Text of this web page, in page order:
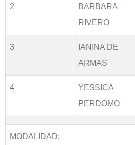
2
BARBARA
RIVERO
3
IANINA DE
ARMAS
4
YESSICA
PERDOMO
MODALIDAD: